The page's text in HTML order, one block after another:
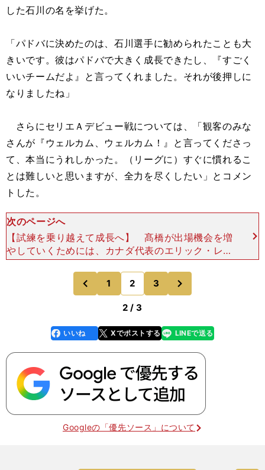
した石川の名を挙げた。
「パドバに決めたのは、石川選手に勧められたことも大
きいです。彼はパドバで大きく成長できたし、『すごく
いいチームだよ』と言ってくれました。それが後押しに
なりましたね」
さらにセリエＡデビュー戦については、「観客のみな
さんが『ウェルカム、ウェルカム！』と言ってくださっ
て、本当にうれしかった。（リーグに）すぐに慣れるこ
とは難しいと思いますが、全力を尽くしたい」とコメン
トした。
次のページへ
【試練を乗り越えて成長へ】 髙橋が出場機会を増
やしていくためには、カナダ代表のエリック・レプ
キーとのポジション争いで彼を上回らないといけな
い。厳しい闘いになるだろうが、これまでのバレー
人生、日本代表
前
のページへ
1 2 3
2 / 3
faceboo
k
いいね Xでポストする
line LINEで送る
Googleの「優先ソース」について